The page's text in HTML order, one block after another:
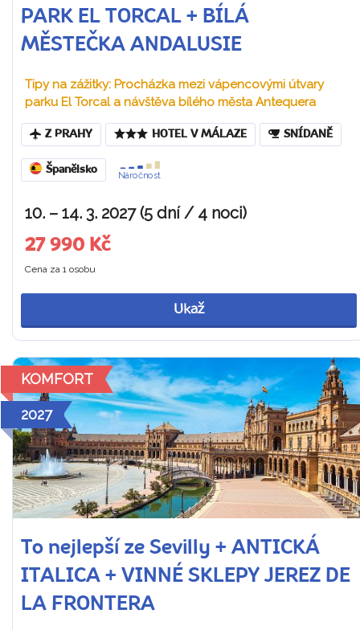
PARK EL TORCAL + BÍLÁ
MĚSTEČKA ANDALUSIE
Tipy na zážitky: Procházka mezi vápencovými útvary
parku El Torcal a návštěva bílého města Antequera
Z PRAHY HOTEL V MÁLAZE SNÍDANĚ
Španělsko
Náročnost
10. – 14. 3. 2027 (5 dní / 4 noci)
27 990 Kč
Cena za 1 osobu
Ukaž
KOMFORT
2027
To nejlepší ze Sevilly + ANTICKÁ
ITALICA + VINNÉ SKLEPY JEREZ DE
LA FRONTERA